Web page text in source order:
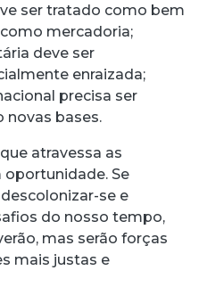
ser tratado como bem
mercadoria;
deve ser
enraizada;
precisa ser
novas bases.
atravessa as
Se
se e
do nosso tempo,
mas serão forças
mais justas e